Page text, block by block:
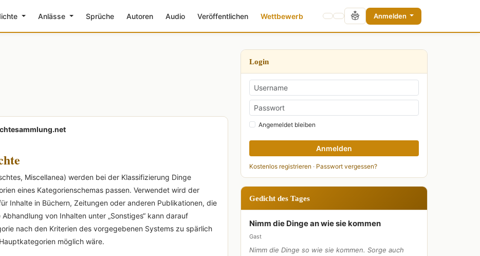
Anlässe Sprüche Autoren Audio Veröffentlichen Wettbewerb Anmelden
Miscellanea) werden bei der Klassifizierung Dinge
eines Kategorienschemas passen. Verwendet wird der
Inhalte in Büchern, Zeitungen oder anderen Publikationen, die
von Inhalten unter „Sonstiges“ kann darauf
nach den Kriterien des vorgegebenen Systems zu spärlich
möglich wäre.
Login
Angemeldet bleiben
Anmelden
Kostenlos registrieren · Passwort vergessen?
Gedicht des Tages
Nimm die Dinge an wie sie kommen
Gast
Nimm die Dinge so wie sie kommen. Sorge auch